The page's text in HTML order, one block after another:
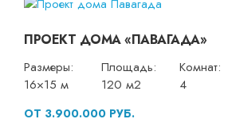
ПРОЕКТ ДОМА «ПАВАГАДА»
Размеры:
16×15 м
Площадь:
120 м2
Комнат:
4
ОТ 3.900.000 РУБ.